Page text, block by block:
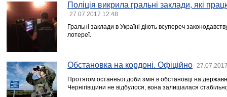
Поліція викрила гральні заклади, які
27.07.2017 12:48
Гральні заклади в Україні діють всупереч
лотереї.
Обстановка на кордоні. Офіційно
Протягом останньої доби змін в обстановці на
Чернігівщини не відбулося, вона залишалася